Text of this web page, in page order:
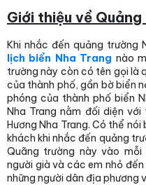
Giới thiệu về
Khi nhắc đến quảng trường
lịch biển Nha Trang nào
trường này còn có tên gọi là
của thành phố, gần bờ biển
phóng của thành phố biển
Nha Trang nằm đối diện
Hương Nha Trang. Có thể
khách khi nhắc đến quảng
Quãng trường này vào
người già và các em nhỏ
những người dân địa phương